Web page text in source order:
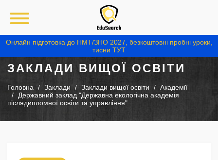
Онлайн підготовка до НМТ/ЗНО 2027, безкоштовні пробні уроки,
тисни ТУТ
ЗАКЛАДИ ВИЩОЇ ОСВІТИ
Головна Заклади Заклади вищої освіти
Академії
Державний заклад "Державна екологічна академія
післядипломної освіти та управління"